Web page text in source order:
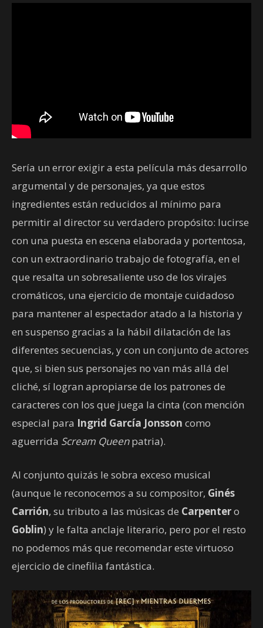
Sería un error exigir a esta película más desarrollo
argumental y de personajes, ya que estos
ingredientes están reducidos al mínimo para
permitir al director su verdadero propósito: lucirse
con una puesta en escena elaborada y portentosa,
con un extraordinario trabajo de fotografía, en el
que resalta un sobresaliente uso de los virajes
cromáticos, una ejercicio de montaje cuidadoso
para mantener al espectador atado a la historia y
en suspenso gracias a la hábil dilatación de las
diferentes secuencias, y con un conjunto de actores
que, si bien sus personajes no van más allá del
cliché, sí logran apropiarse de los patrones de
caracteres con los que juega la cinta (con mención
especial para Ingrid García Jonsson como
aguerrida Scream Queenpatria).
Al conjunto quizás le sobra exceso musical
(aunque le reconocemos a su compositor, Ginés
Carrión, su tributo a las músicas de Carpentero
Goblin) y le falta anclaje literario, pero por el resto
no podemos más que recomendar este virtuoso
ejercicio de cinefilia fantástica.